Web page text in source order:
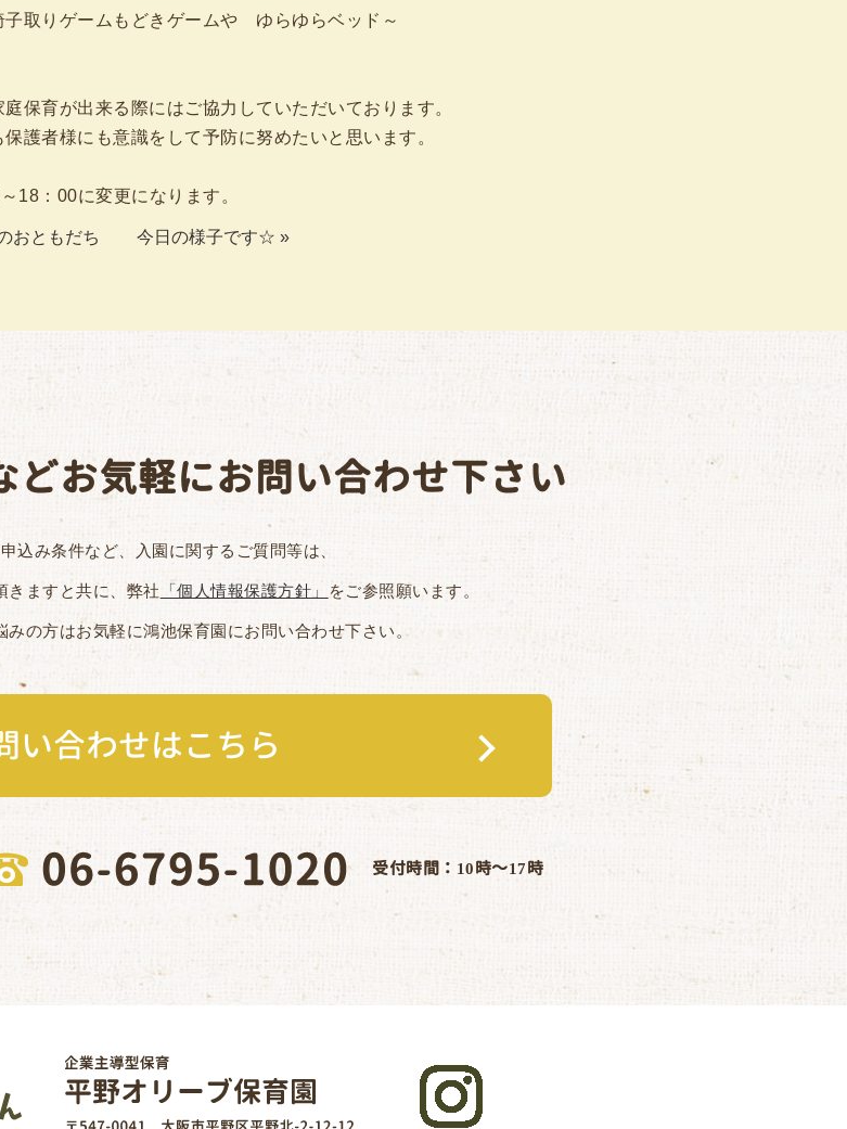
取りゲームもどきゲームや ゆらゆらベッド～
保育が出来る際にはご協力していただいております。
護者様にも意識をして予防に努めたいと思います。
18：00に変更になります。
おともだち 今日の様子です☆ »
どお気軽にお問い合わせ下さい
込み条件など、入園に関するご質問等は、
きますと共に、弊社 「個人情報保護方針」 をご参照願います。
みの方はお気軽に鴻池保育園にお問い合わせ下さい。
い合わせはこちら
受付時間：10時～17時